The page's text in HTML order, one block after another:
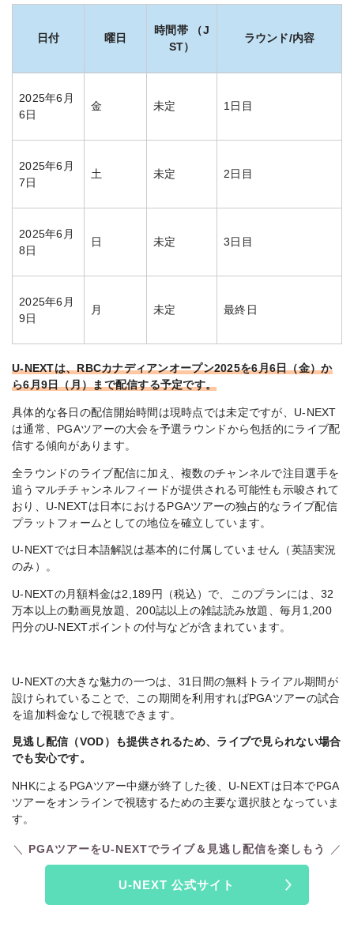
日付 曜日
時間帯 （J
ST）
ラウンド/内容
2025年6月
6日
金 未定 1日目
2025年6月
7日
土 未定 2日目
2025年6月
8日
日 未定 3日目
2025年6月
9日
月 未定 最終日
U-NEXTは、RBCカナディアンオープン2025を6月6日（金）か
ら6月9日（月）まで配信する予定です。
具体的な各日の配信開始時間は現時点では未定ですが、U-NEXT
は通常、PGAツアーの大会を予選ラウンドから包括的にライブ配
信する傾向があります。
全ラウンドのライブ配信に加え、複数のチャンネルで注目選手を
追うマルチチャンネルフィードが提供される可能性も示唆されて
おり、U-NEXTは日本におけるPGAツアーの独占的なライブ配信
プラットフォームとしての地位を確立しています。
U-NEXTでは日本語解説は基本的に付属していません（英語実況
のみ）。
U-NEXTの月額料金は2,189円（税込）で、このプランには、32
万本以上の動画見放題、200誌以上の雑誌読み放題、毎月1,200
円分のU-NEXTポイントの付与などが含まれています。
U-NEXTの大きな魅力の一つは、31日間の無料トライアル期間が
設けられていることで、この期間を利用すればPGAツアーの試合
を追加料金なしで視聴できます。
見逃し配信（VOD）も提供されるため、ライブで見られない場合
でも安心です。
NHKによるPGAツアー中継が終了した後、U-NEXTは日本でPGA
ツアーをオンラインで視聴するための主要な選択肢となっていま
す。
PGAツアーをU-NEXTでライブ＆見逃し配信を楽しもう
U-NEXT 公式サイト